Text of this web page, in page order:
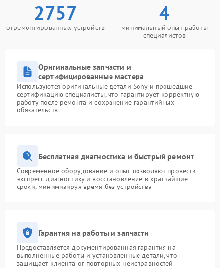
2757
отремонтированных устройств
4
минимальный опыт работы
специалистов
Оригинальные запчасти и
сертифицированные мастера
Используются оригинальные детали Sony и прошедшие
сертификацию специалисты, что гарантирует корректную
работу после ремонта и сохранение гарантийных
обязательств
Бесплатная диагностика и быстрый ремонт
Современное оборудование и опыт позволяют провести
экспресс-диагностику и восстановление в кратчайшие
сроки, минимизируя время без устройства
Гарантия на работы и запчасти
Предоставляется документированная гарантия на
выполненные работы и установленные детали, что
защищает клиента от повторных неисправностей